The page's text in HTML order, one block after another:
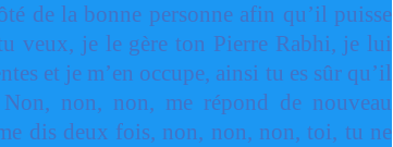
de la bonne personne afin qu’il puisse
veux, je le gère ton Pierre Rabhi, je lui
et je m’en occupe, ainsi tu es sûr qu’il
non, non, me répond de nouveau
dis deux fois, non, non, non, toi, tu ne